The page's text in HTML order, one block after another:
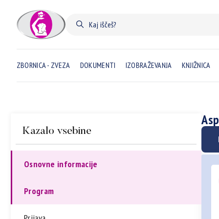
ZBORNICA - ZVEZA DOKUMENTI IZOBRAŽEVANJA KNJIŽNICA
Kazalo vsebine
Osnovne informacije
Program